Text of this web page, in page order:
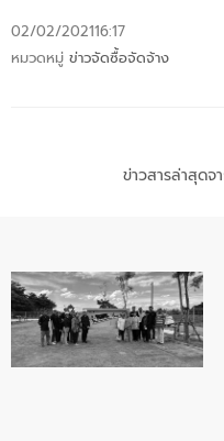
02/02/202116:17
หมวดหมู่ ข่าวจัดซื้อจัดจ้าง
ข่าวสารล่าสุดจ